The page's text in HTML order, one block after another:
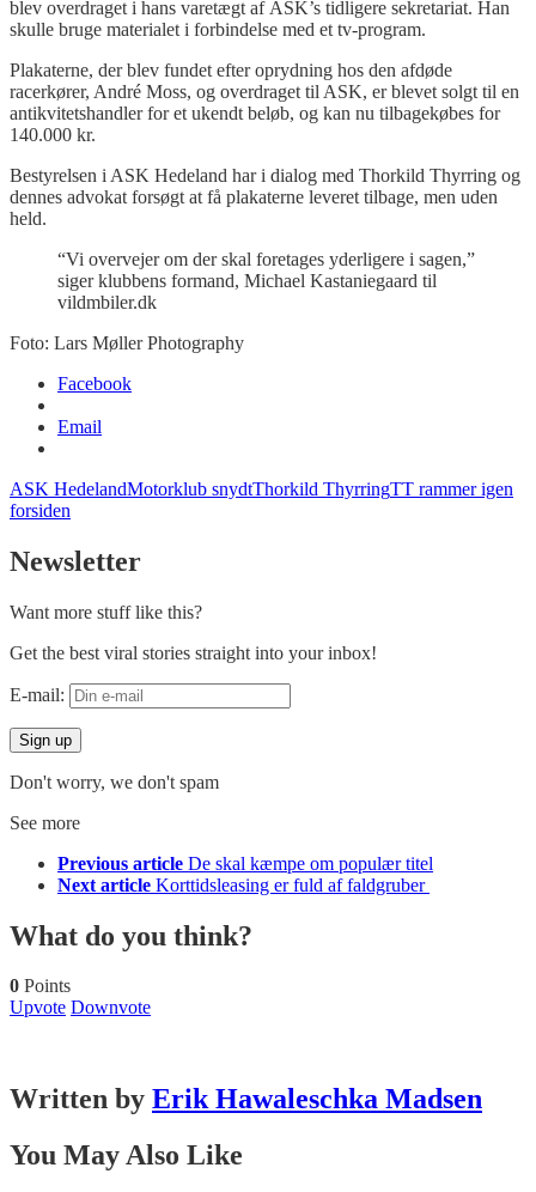
blev overdraget i hans varetægt af ASK’s tidligere sekretariat. Han
skulle bruge materialet i forbindelse med et tv-program.
Plakaterne, der blev fundet efter oprydning hos den afdøde
racerkører, André Moss, og overdraget til ASK, er blevet solgt til en
antikvitetshandler for et ukendt beløb, og kan nu tilbagekøbes for
140.000 kr.
Bestyrelsen i ASK Hedeland har i dialog med Thorkild Thyrring og
dennes advokat forsøgt at få plakaterne leveret tilbage, men uden
held.
“Vi overvejer om der skal foretages yderligere i sagen,”
siger klubbens formand, Michael Kastaniegaard til
vildmbiler.dk
Foto: Lars Møller Photography
Facebook
Email
ASK HedelandMotorklub snydtThorkild ThyrringTT rammer igen
forsiden
Newsletter
Want more stuff like this?
Get the best viral stories straight into your inbox!
E-mail:
Don't worry, we don't spam
See more
Previous article De skal kæmpe om populær titel
Next article Korttidsleasing er fuld af faldgruber
What do you think?
0 Points
Upvote Downvote
Written by Erik Hawaleschka Madsen
You May Also Like